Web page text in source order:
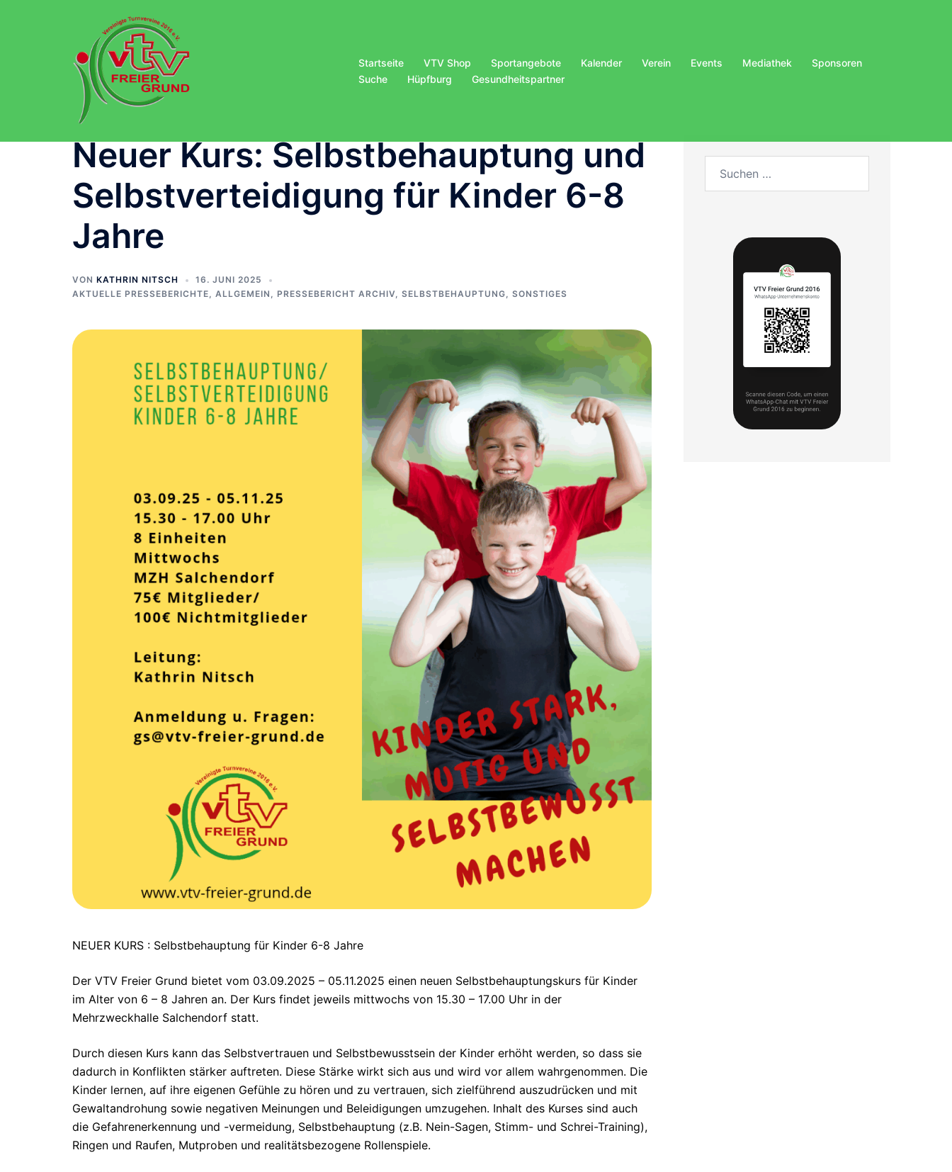
Startseite VTV Shop Sportangebote Kalender Verein Events Mediathek
Sponsoren
Suche
Hüpfburg Gesundheitspartner
Neuer Kurs: Selbstbehauptung und
Selbstverteidigung für Kinder 6-8
Jahre
VON KATHRIN NITSCH
16. JUNI 2025
AKTUELLE PRESSEBERICHTE, ALLGEMEIN , PRESSEBERICHT ARCHIV, SELBSTBEHAUPTUNG, SONSTIGES
NEUER KURS : Selbstbehauptung für Kinder 6-8 Jahre
Der VTV Freier Grund bietet vom 03.09.2025 – 05.11.2025 einen neuen Selbstbehauptungskurs für Kinder
im Alter von 6 – 8 Jahren an. Der Kurs findet jeweils mittwochs von 15.30 – 17.00 Uhr in der
Mehrzweckhalle Salchendorf statt.
Durch diesen Kurs kann das Selbstvertrauen und Selbstbewusstsein der Kinder erhöht werden, so dass sie
dadurch in Konflikten stärker auftreten. Diese Stärke wirkt sich aus und wird vor allem wahrgenommen. Die
Kinder lernen, auf ihre eigenen Gefühle zu hören und zu vertrauen, sich zielführend auszudrücken und mit
Gewaltandrohung sowie negativen Meinungen und Beleidigungen umzugehen. Inhalt des Kurses sind auch
die Gefahrenerkennung und -vermeidung, Selbstbehauptung (z.B. Nein-Sagen, Stimm- und Schrei-Training),
Ringen und Raufen, Mutproben und realitätsbezogene Rollenspiele.